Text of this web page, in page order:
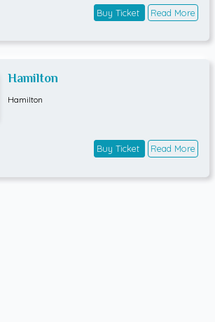
Buy Ticket Read More
Hamilton
Hamilton
Buy Ticket Read More